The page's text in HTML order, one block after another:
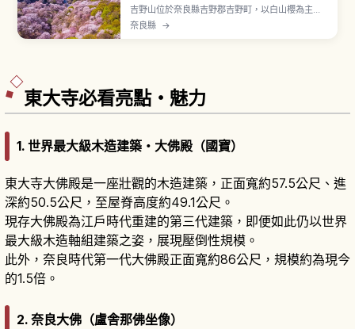
吉野山位於奈良縣吉野郡吉野町，以白山櫻為主約3
萬棵櫻花綿延整座山。山中分下千本、中千本、上
千本、奧千本四區，因海拔差延長花期，吉水神社
奈良縣 →
東大寺必看亮點・魅力
1. 世界最大級木造建築・大佛殿（國寶）
東大寺大佛殿是一座壯觀的木造建築，正面寬約57.5公尺、進
深約50.5公尺，至屋脊高度約49.1公尺。
現存大佛殿為江戶時代重建的第三代建築，即便如此仍以世界
最大級木造軸組建築之姿，展現壓倒性規模。
此外，奈良時代第一代大佛殿正面寬約86公尺，規模約為現今
的1.5倍。
2. 奈良大佛（盧舎那佛坐像）